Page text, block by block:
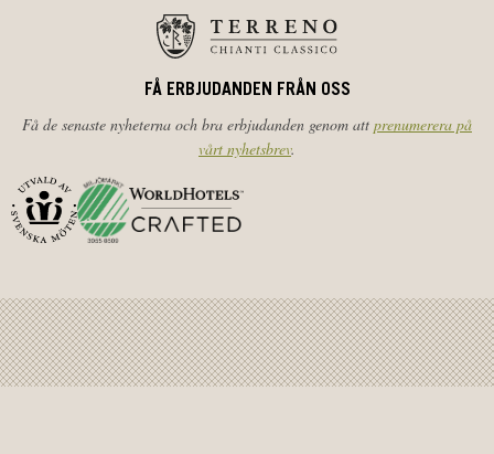
FÅ ERBJUDANDEN FRÅN OSS
Få de senaste nyheterna och bra erbjudanden genom att prenumerera på
vårt nyhetsbrev.